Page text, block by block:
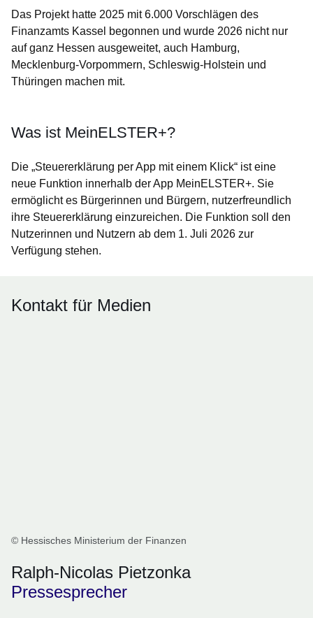
Das Projekt hatte 2025 mit 6.000 Vorschlägen des
Finanzamts Kassel begonnen und wurde 2026 nicht nur
auf ganz Hessen ausgeweitet, auch Hamburg,
Mecklenburg-Vorpommern, Schleswig-Holstein und
Thüringen machen mit.
Was ist MeinELSTER+?
Die „Steuererklärung per App mit einem Klick“ ist eine
neue Funktion innerhalb der App MeinELSTER+. Sie
ermöglicht es Bürgerinnen und Bürgern, nutzerfreundlich
ihre Steuererklärung einzureichen. Die Funktion soll den
Nutzerinnen und Nutzern ab dem 1. Juli 2026 zur
Verfügung stehen.
Kontakt für Medien
© Hessisches Ministerium der Finanzen
Ralph-Nicolas Pietzonka
Pressesprecher